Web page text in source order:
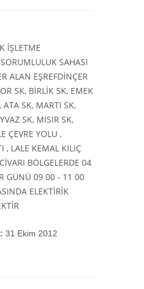
İŞLETME
SAHASI
ALAN EŞREFDİNÇER
SK, BİRLİK SK, EMEK
ATA SK, MARTI SK,
SK, MISIR SK,
ÇEVRE YOLU ,
, LALE KEMAL KILIÇ
BÖLGELERDE 04
GÜNÜ 09 00 - 11 00
ELEKTİRİK
31 Ekim 2012